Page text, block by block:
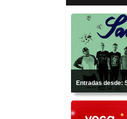
Entradas desde: